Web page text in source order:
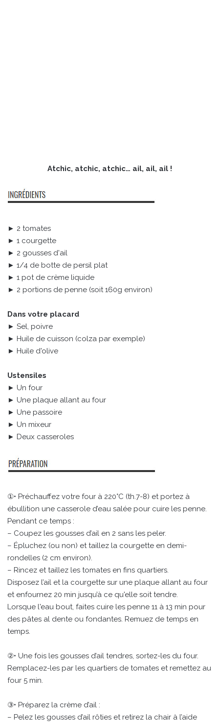
Atchic, atchic, atchic… ail, ail, ail !
► 2 tomates
► 1 courgette
► 2 gousses d'ail
► 1/4 de botte de persil plat
► 1 pot de crème liquide
► 2 portions de penne (soit 160g environ)
Dans votre placard
► Sel, poivre
► Huile de cuisson (colza par exemple)
► Huile d'olive
Ustensiles
► Un four
► Une plaque allant au four
► Une passoire
► Un mixeur
► Deux casseroles
①• Préchauffez votre four à 220°C (th.7-8) et portez à
ébullition une casserole d’eau salée pour cuire les penne.
Pendant ce temps :
– Coupez les gousses d’ail en 2 sans les peler.
– Épluchez (ou non) et taillez la courgette en demi-
rondelles (2 cm environ).
– Rincez et taillez les tomates en fins quartiers.
Disposez l’ail et la courgette sur une plaque allant au four
et enfournez 20 min jusqu’à ce qu'elle soit tendre.
Lorsque l'eau bout, faites cuire les penne 11 à 13 min pour
des pâtes al dente ou fondantes. Remuez de temps en
temps.
②• Une fois les gousses d’ail tendres, sortez-les du four.
Remplacez-les par les quartiers de tomates et remettez au
four 5 min.
③• Préparez la crème d’ail :
– Pelez les gousses d’ail rôties et retirez la chair à l’aide